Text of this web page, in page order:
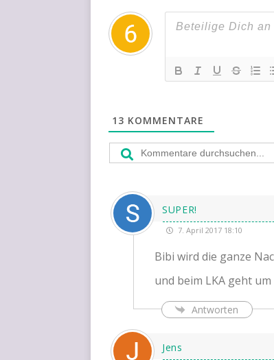
13 KOMMENTARE
SUPER!
7. April 2017 18:10
Bibi wird die gan­ze
und beim LKAgeht um
Antworten
Jens